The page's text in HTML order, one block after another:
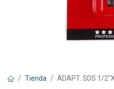
Tienda ADAPT. SDS 1/